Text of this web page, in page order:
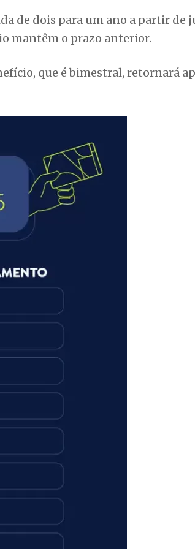
de dois para um ano a partir de
mantêm o prazo anterior.
que é bimestral, retornará